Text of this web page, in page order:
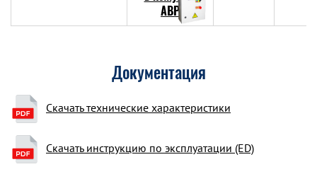
Документация
Скачать технические характеристики
Скачать инструкцию по эксплуатации (ED)